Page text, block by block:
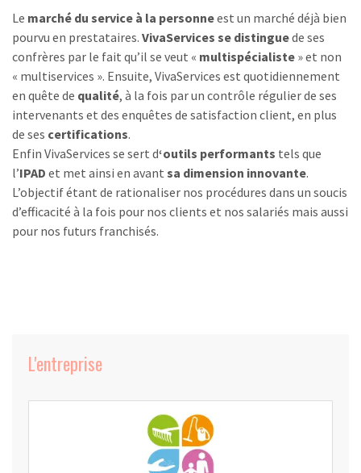
Le marché du service à la personneest un marché déjà bien
pourvu en prestataires. VivaServices se distinguede ses
confrères par le fait qu’il se veut « multispécialiste » et non
« multiservices ». Ensuite, VivaServices est quotidiennement
en quête de qualité, à la fois par un contrôle régulier de ses
intervenants et des enquêtes de satisfaction client, en plus
de ses certifications.
Enfin VivaServices se sert d‘outils performants tels que
l’IPAD et met ainsi en avant sa dimension innovante.
L’objectif étant de rationaliser nos procédures dans un soucis
d’efficacité à la fois pour nos clients et nos salariés mais aussi
pour nos futurs franchisés.
L'entreprise